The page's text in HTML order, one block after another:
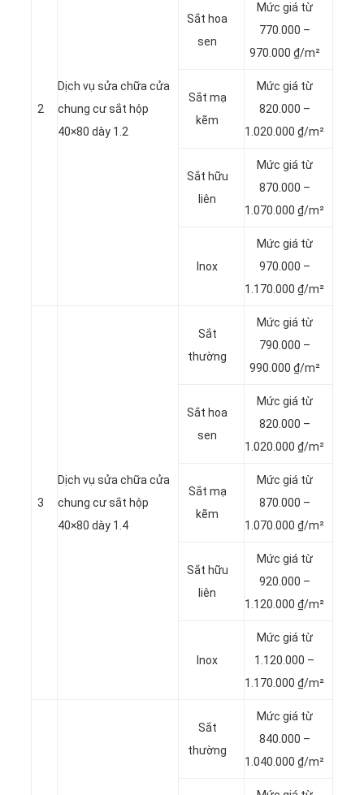
2
Dịch vụ sửa chữa cửa
chung cư sắt hộp
40×80 dày 1.2
Sắt hoa
sen
Mức giá từ
770.000 –
970.000 ₫/m²
Sắt mạ
kẽm
Mức giá từ
820.000 –
1.020.000 ₫/m²
Sắt hữu
liên
Mức giá từ
870.000 –
1.070.000 ₫/m²
Inox
Mức giá từ
970.000 –
1.170.000 ₫/m²
3
Dịch vụ sửa chữa cửa
chung cư sắt hộp
40×80 dày 1.4
Sắt
thường
Mức giá từ
790.000 –
990.000 ₫/m²
Sắt hoa
sen
Mức giá từ
820.000 –
1.020.000 ₫/m²
Sắt mạ
kẽm
Mức giá từ
870.000 –
1.070.000 ₫/m²
Sắt hữu
liên
Mức giá từ
920.000 –
1.120.000 ₫/m²
Inox
Mức giá từ
1.120.000 –
1.170.000 ₫/m²
Sắt
thường
Mức giá từ
840.000 –
1.040.000 ₫/m²